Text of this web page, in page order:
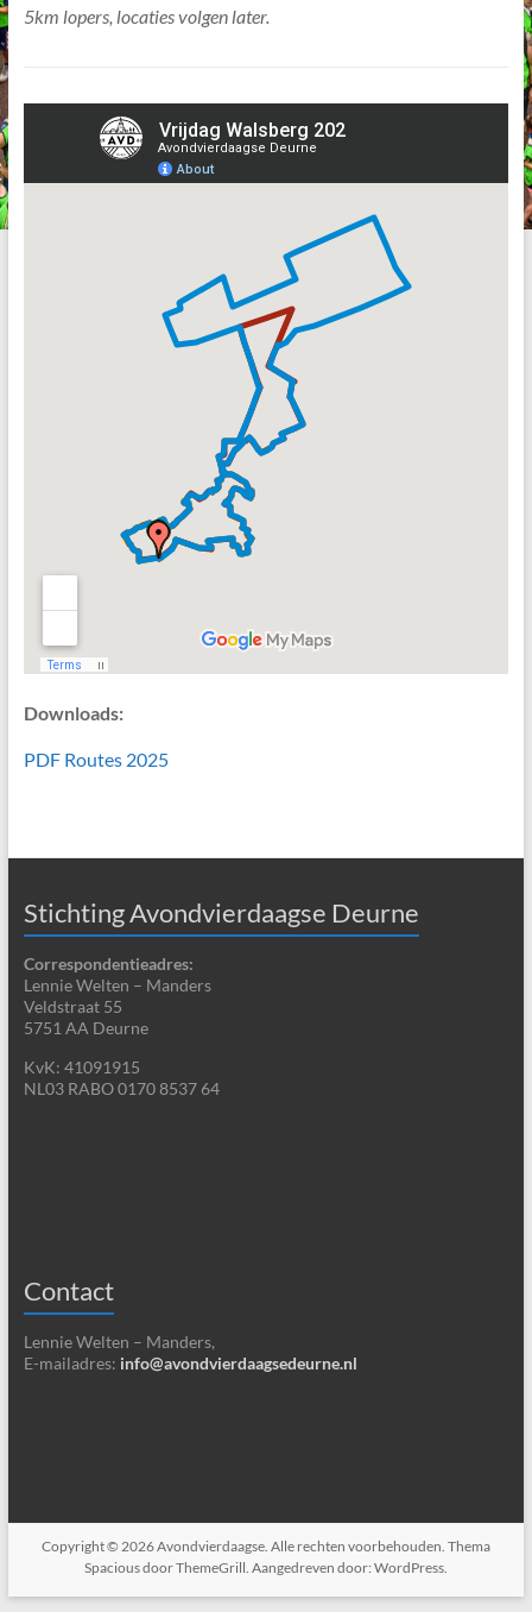
5km lopers, locaties volgen later.
Downloads:
PDF Routes 2025
Stichting Avondvierdaagse Deurne
Correspondentieadres:
Lennie Welten – Manders
Veldstraat 55
5751 AA Deurne
KvK: 41091915
NL03 RABO 0170 8537 64
Contact
Lennie Welten – Manders,
E-mailadres: info@avondvierdaagsedeurne.nl
Copyright © 2026Avondvierdaagse. Alle rechten voorbehouden. Thema
Spaciousdoor ThemeGrill. Aangedreven door: WordPress.